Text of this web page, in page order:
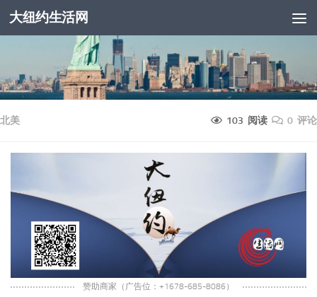
跳至内容
大纽约生活网
北美 103 阅读 0 评论
赞助商家（广告位：+1678-685-8086）